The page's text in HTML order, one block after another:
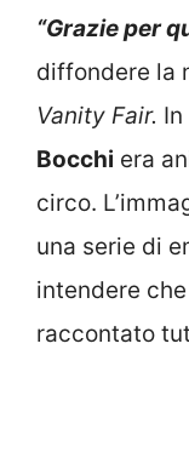
“Grazie per
diffondere la
Vanity Fair.
Bocchi era
circo.
una serie di
intendere che
raccontato